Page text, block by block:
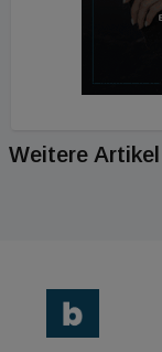
Weitere Artikel